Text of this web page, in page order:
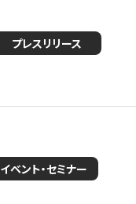
プレスリリース
イベント・セミナー